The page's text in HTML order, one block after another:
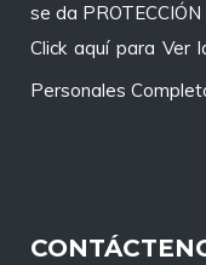
se da
Click aquí para Ver
Personales